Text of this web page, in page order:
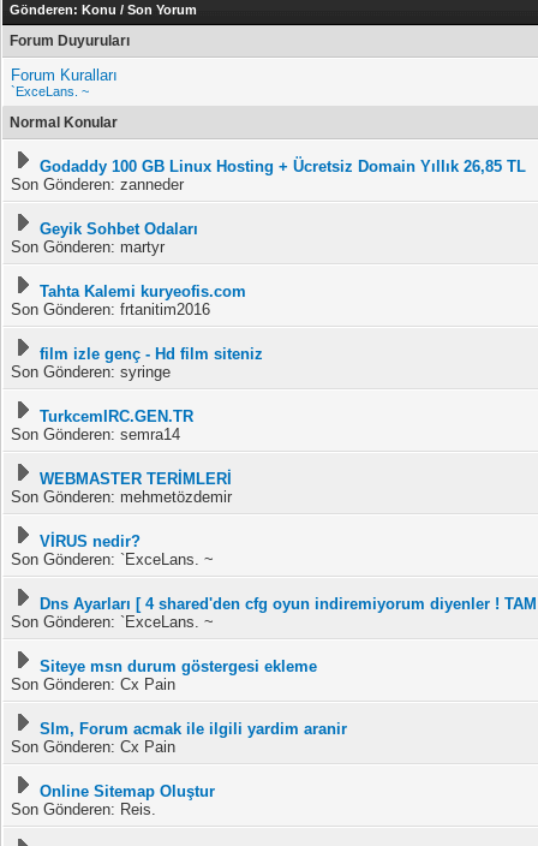
Gönderen: Konu / Son Yorum
Forum Duyuruları
Forum Kuralları
`ExceLans. ~
Normal Konular
Godaddy 100 GB Linux Hosting + Ücretsiz Domain Yıllık 26,85 TL
Son Gönderen: zanneder
Geyik Sohbet Odaları
Son Gönderen: martyr
Tahta Kalemi kuryeofis.com
Son Gönderen: frtanitim2016
film izle genç - Hd film siteniz
Son Gönderen: syringe
TurkcemIRC.GEN.TR
Son Gönderen: semra14
WEBMASTER TERİMLERİ
Son Gönderen: mehmetözdemir
VİRUS nedir?
Son Gönderen: `ExceLans. ~
Dns Ayarları [ 4 shared'den cfg oyun indiremiyorum diyenler ! TAM
Son Gönderen: `ExceLans. ~
Siteye msn durum göstergesi ekleme
Son Gönderen: Cx Pain
Slm, Forum acmak ile ilgili yardim aranir
Son Gönderen: Cx Pain
Online Sitemap Oluştur
Son Gönderen: Reis.